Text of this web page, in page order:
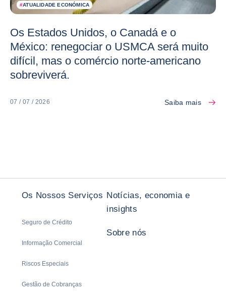
#ATUALIDADE ECONÓMICA
Os Estados Unidos, o Canadá e o
México: renegociar o USMCA será muito
difícil, mas o comércio norte-americano
sobreviverá.
07 / 07 / 2026 Saiba mais
Os Nossos Serviços
Seguro de Crédito
Informação Comercial
Riscos Especiais
Gestão de Cobranças
Notícias, economia e
insights
Sobre nós